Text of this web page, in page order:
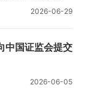
2026-06-29
国证监会提交
2026-06-05